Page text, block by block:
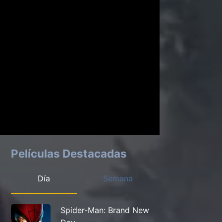
Películas Destacadas
Día Semana
Spider-Man: Brand New